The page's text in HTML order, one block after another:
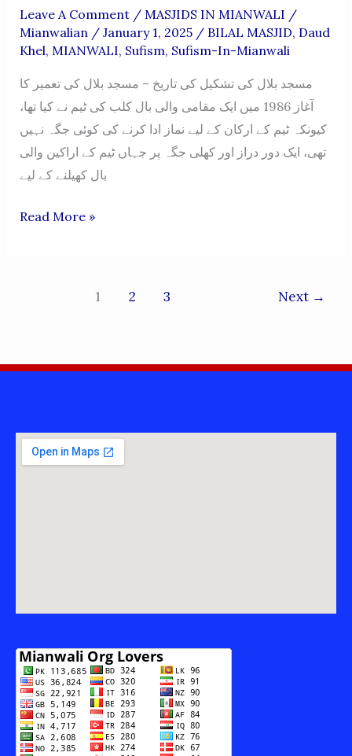
Leave A Comment / MASJIDS IN MIANWALI /
Mianwalian / January 1, 2025 / BILAL MASJID, Daud
Khel, MIANWALI, Sufism, Sufism-In-Mianwali
مسجد بلال کی تشکیل کی تاریخ – مسجد بلال کی تعمیر کا
آغاز 1986 میں ایک مقامی والی بال کلب کی ٹیم نے کیا تھا،
کیونکہ ٹیم کے ارکان کے لیے نماز ادا کرنے کی کوئی جگہ نہیں
تھی، ایک دور دراز اور کھلی جگہ پر جہاں ٹیم کے اراکین والی
بال کھیلنے کے لیے
BILAL
Read More »
1 2 3 Next →